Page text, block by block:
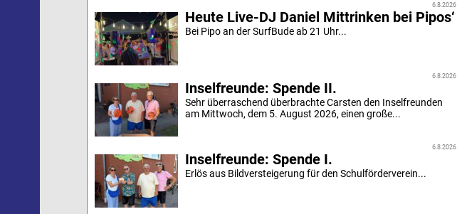
6.8.2026
Heute Live-DJ Daniel Mittrinken bei Pipos‘
Bei Pipo an der SurfBude ab 21 Uhr...
6.8.2026
Inselfreunde: Spende II.
Sehr überraschend überbrachte Carsten den Inselfreunden
am Mittwoch, dem 5. August 2026, einen große...
6.8.2026
Inselfreunde: Spende I.
Erlös aus Bildversteigerung für den Schulförderverein...